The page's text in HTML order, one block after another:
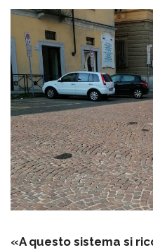
«A questo sistema si